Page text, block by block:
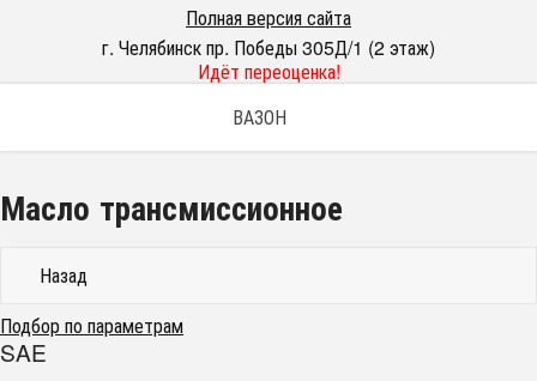
Полная версия сайта
г. Челябинск пр. Победы 305Д/1 (2 этаж)
Идёт переоценка!
ВАЗОН
Масло трансмиссионное
Назад
Подбор по параметрам
SAE